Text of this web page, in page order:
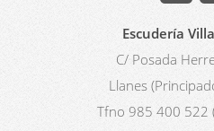
Escudería
C/ Posada
Llanes
Tfno 985 400 522